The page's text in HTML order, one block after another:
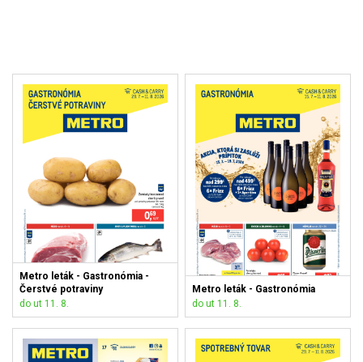
Metro leták - Gastronómia -
Čerstvé potraviny
do ut 11. 8.
Metro leták - Gastronómia
do ut 11. 8.